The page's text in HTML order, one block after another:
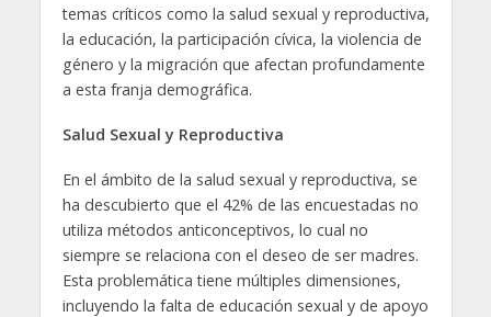
temas críticos como la salud sexual y reproductiva,
la educación, la participación cívica, la violencia de
género y la migración que afectan profundamente
a esta franja demográfica.
Salud Sexual y Reproductiva
En el ámbito de la salud sexual y reproductiva, se
ha descubierto que el 42% de las encuestadas no
utiliza métodos anticonceptivos, lo cual no
siempre se relaciona con el deseo de ser madres.
Esta problemática tiene múltiples dimensiones,
incluyendo la falta de educación sexual y de apoyo